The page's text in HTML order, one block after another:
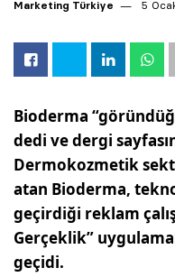
Marketing Türkiye 5
Bioderma
dedi ve dergi
Dermokozmetik
atan Bioderma,
geçirdiği reklam
Gerçeklik”
geçidi.